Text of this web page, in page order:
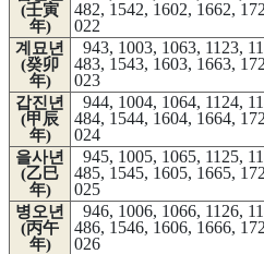
(壬寅
年)
482, 1542, 1602, 1662,
022
계묘년
(癸卯
年)
943, 1003, 1063, 1123,
483, 1543, 1603, 1663,
023
갑진년
(甲辰
年)
944, 1004, 1064, 1124,
484, 1544, 1604, 1664,
024
을사년
(乙巳
年)
945, 1005, 1065, 1125,
485, 1545, 1605, 1665,
025
병오년
(丙午
年)
946, 1006, 1066, 1126,
486, 1546, 1606, 1666,
026